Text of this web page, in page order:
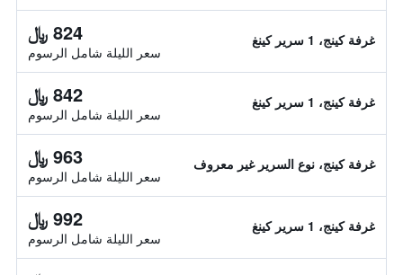
غرفة كينج، 1 سرير كينغ 824 ﷼
سعر الليلة شامل الرسوم
غرفة كينج، 1 سرير كينغ 842 ﷼
سعر الليلة شامل الرسوم
غرفة كينج، نوع السرير غير معروف 963 ﷼
سعر الليلة شامل الرسوم
غرفة كينج، 1 سرير كينغ 992 ﷼
سعر الليلة شامل الرسوم